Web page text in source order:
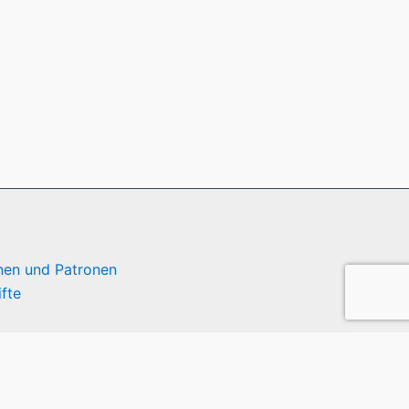
und Patronen